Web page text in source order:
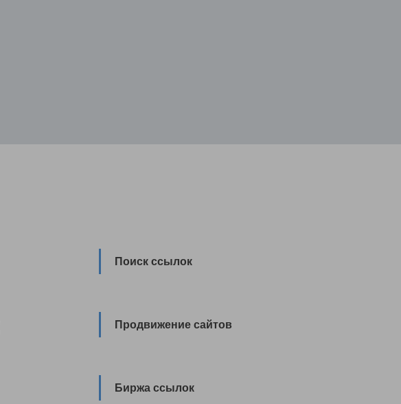
Поиск ссылок
Продвижение сайтов
Биржа ссылок